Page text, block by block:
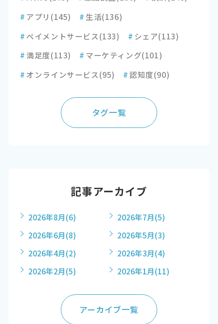
# アプリ (145) # 生活(136)
# ペイメントサービス(133) # シェア(113)
#満足度(113) # マーケティング(101)
# オンラインサービス(95) #認知度(90)
タグ一覧
記事アーカイブ
2026年8月(6) 2026年7月(5)
2026年6月(8) 2026年5月(3)
2026年4月(2) 2026年3月(4)
2026年2月(5) 2026年1月(11)
アーカイブ一覧